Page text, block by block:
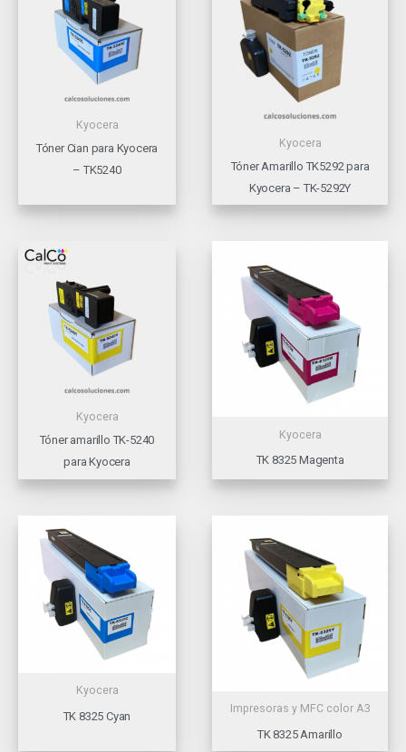
Kyocera
Tóner Cian para Kyocera
– TK5240
Kyocera
Tóner Amarillo TK5292 para
Kyocera – TK-5292Y
Kyocera
Tóner amarillo TK-5240
para Kyocera
Kyocera
TK 8325 Magenta
Kyocera
TK 8325 Cyan
Impresoras y MFC color A3
TK 8325 Amarillo